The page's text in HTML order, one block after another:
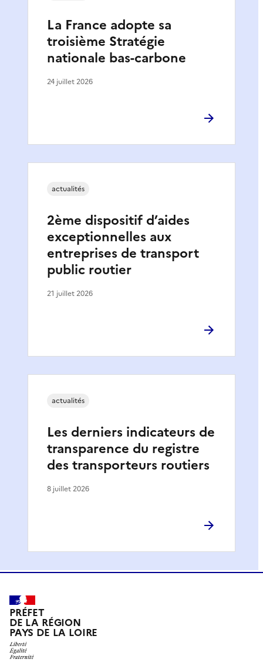
La France adopte sa
troisième Stratégie
nationale bas-carbone
24 juillet 2026
2ème dispositif d’aides
exceptionnelles aux
entreprises de transport
public routier
actualités
21 juillet 2026
Les derniers indicateurs de
transparence du registre
des transporteurs routiers
actualités
8 juillet 2026
PRÉFET
DE LA RÉGION
PAYS DE LA LOIRE